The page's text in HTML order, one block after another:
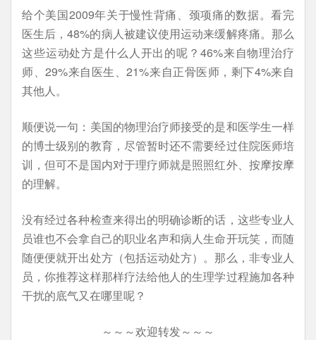
给个美国2009年关于慢性背痛、颈项痛的数据。看完
医生后，48%的病人被建议使用运动来缓解疼痛。那么
这些运动处方是什么人开出的呢？46%来自物理治疗
师、29%来自医生、21%来自正骨医师，剩下4%来自
其他人。
顺便说一句：美国的物理治疗师接受的是和医学生一样
的博士级别的教育，尽管暂时还不需要经过住院医师培
训，但可不是国内对于理疗师就是照照红外、按摩按摩
的理解。
没有经过各种检查来得出的明确诊断的话，这些专业人
员谁也不会拿自己的职业名声和病人生命开玩笑，而随
随便便就开出处方（包括运动处方）。那么，非专业人
员，你推荐这样那样疗法给他人的生理学过程施加各种
干扰的底气又在哪里呢？
～～～欢迎转发～～～